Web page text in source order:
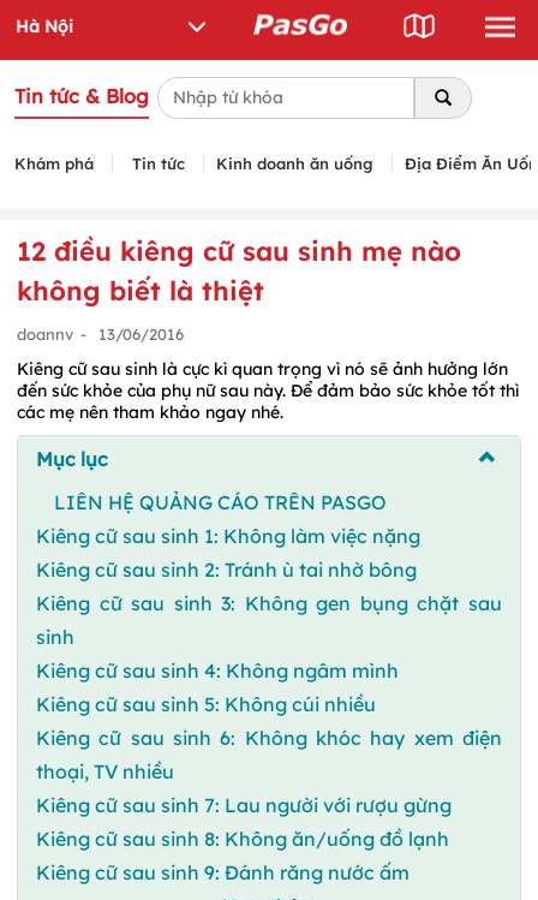
Tin tức & Blog
Khám phá Tin tức Kinh doanh ăn uống Địa Điểm Ăn
12 điều kiêng cữ sau sinh mẹ nào
không biết là thiệt
doannv - 13/06/2016
Kiêng cữ sau sinh là cực kì quan trọng vì nó sẽ ảnh hưởng lớn
đến sức khỏe của phụ nữ sau này. Để đảm bảo sức khỏe tốt thì
các mẹ nên tham khảo ngay nhé.
Mục lục
LIÊN HỆ QUẢNG CÁO TRÊN PASGO
Kiêng cữ sau sinh 1: Không làm việc nặng
Kiêng cữ sau sinh 2: Tránh ù tai nhờ bông
Kiêng cữ sau sinh 3: Không gen bụng chặt sau
sinh
Kiêng cữ sau sinh 4: Không ngâm mình
Kiêng cữ sau sinh 5: Không cúi nhiều
Kiêng cữ sau sinh 6: Không khóc hay xem điện
thoại, TV nhiều
Kiêng cữ sau sinh 7: Lau người với rượu gừng
Kiêng cữ sau sinh 8: Không ăn/uống đồ lạnh
Kiêng cữ sau sinh 9: Đánh răng nước ấm